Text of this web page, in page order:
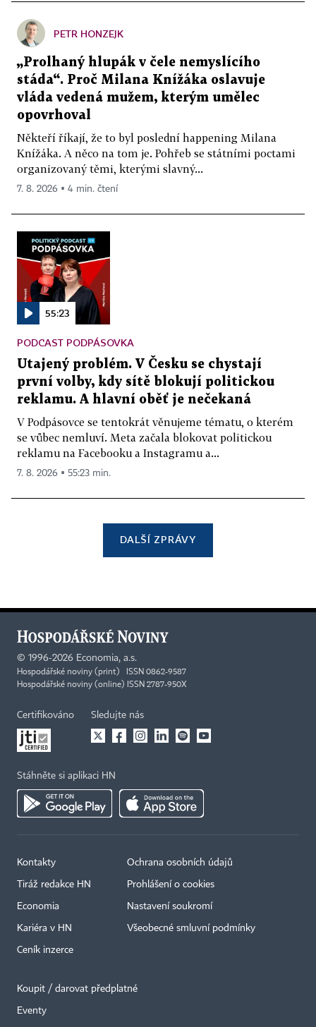
PETR HONZEJK
„Prolhaný hlupák v čele nemyslícího
stáda“. Proč Milana Knížáka oslavuje
vláda vedená mužem, kterým umělec
opovrhoval
Někteří říkají, že to byl poslední happening Milana
Knížáka. A něco na tom je. Pohřeb se státními poctami
organizovaný těmi, kterými slavný...
7. 8. 2026 ▪ 4 min. čtení
55:23
PODCAST PODPÁSOVKA
Utajený problém. V Česku se chystají
první volby, kdy sítě blokují politickou
reklamu. A hlavní oběť je nečekaná
V Podpásovce se tentokrát věnujeme tématu, o kterém
se vůbec nemluví. Meta začala blokovat politickou
reklamu na Facebooku a Instagramu a...
7. 8. 2026 ▪ 55:23 min.
DALŠÍ ZPRÁVY
© 1996-2026 Economia, a.s.
Hospodářské noviny (print) ISSN 0862-9587
Hospodářské noviny (online) ISSN 2787-950X
Certifikováno Sledujte nás
Stáhněte si aplikaci HN
Kontakty
Tiráž redakce HN
Economia
Kariéra v HN
Ceník inzerce
Ochrana osobních údajů
Prohlášení o cookies
Nastavení soukromí
Všeobecné smluvní podmínky
Koupit / darovat předplatné
Eventy